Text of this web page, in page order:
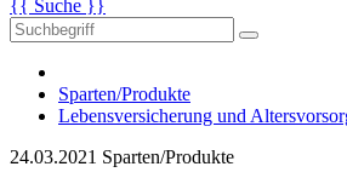
{{ Suche }}
Sparten/Produkte
Lebensversicherung und
24.03.2021 Sparten/Produkte